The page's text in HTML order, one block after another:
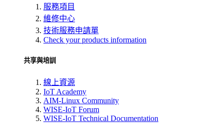
服務項目
維修中心
技術服務申請單
Check your products information
共享與培訓
線上資源
IoT Academy
AIM-Linux Community
WISE-IoT Forum
WISE-IoT Technical Documentation